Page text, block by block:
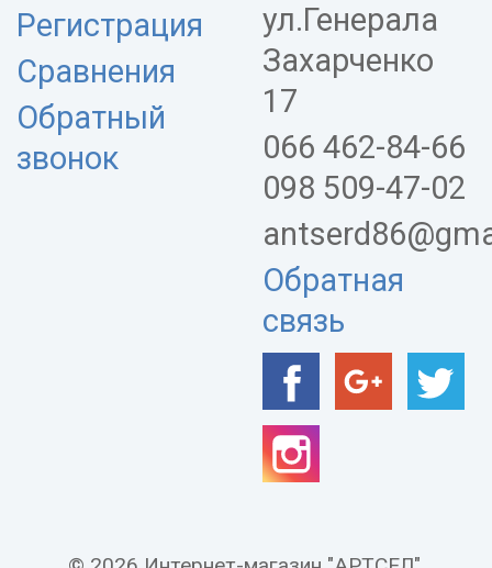
Регистрация
Сравнения
Обратный
звонок
ул.Генерала
Захарченко
17
066 462-84-66
098 509-47-02
Обратная
связь